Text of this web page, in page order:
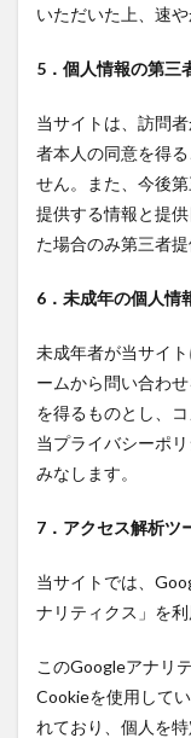
いただいた上、速
5．個人情報の第三
当サイトは、訪問
者本人の同意を得
せん。また、今後
提供する情報と提
た場合のみ第三者提
6．未成年の個人情
未成年者が当サイ
ームから問い合わ
を得るものとし、
当プライバシーポ
みなします。
7．アクセス解析ツ
当サイトでは、
ナリティクス」を利
このGoogleアナリ
Cookieを使用して
れており、個人を特